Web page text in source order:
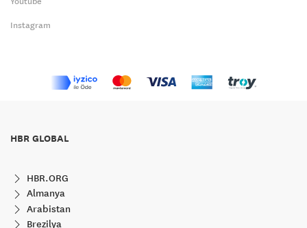
Instagram
HBR GLOBAL
HBR.ORG
Almanya
Arabistan
Brezilya